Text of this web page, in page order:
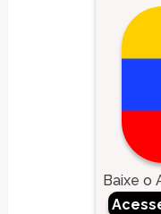
Baixe o